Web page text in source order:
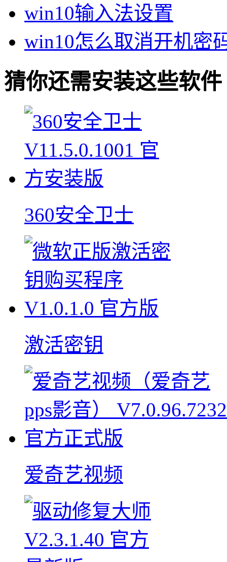
win10输入法设置
win10怎么取消开机密
猜你还需安装这些软件
360安全卫士
激活密钥
爱奇艺视频